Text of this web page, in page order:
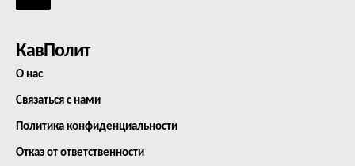
КавПолит
О нас
Связаться с нами
Политика конфиденциальности
Отказ от ответственности